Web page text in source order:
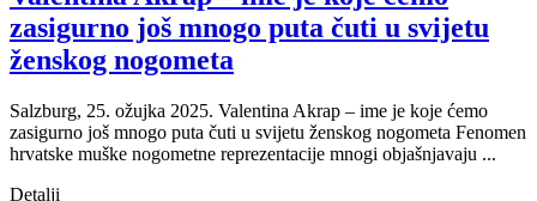
zasigurno još mnogo puta čuti u svijetu
ženskog nogometa
Salzburg, 25. ožujka 2025. Valentina Akrap – ime je koje ćemo
zasigurno još mnogo puta čuti u svijetu ženskog nogometa Fenomen
hrvatske muške nogometne reprezentacije mnogi objašnjavaju ...
Detalji